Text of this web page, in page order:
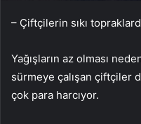
– Çiftçilerin sıkı
Yağışların az olması
sürmeye çalışan çiftçiler
çok para harcıyor.